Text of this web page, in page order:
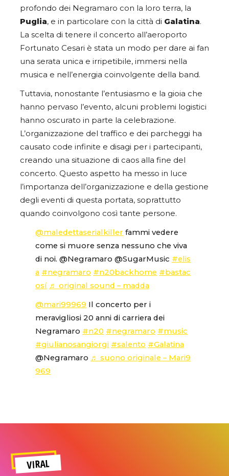
profondo dei Negramaro con la loro terra, la
Puglia, e in particolare con la città di Galatina.
La scelta di tenere il concerto all’aeroporto
Fortunato Cesari è stata un modo per dare ai fan
una serata unica e irripetibile, immersi nella
musica e nell’energia coinvolgente della band.
Tuttavia, nonostante l’entusiasmo e la gioia che
hanno pervaso l’evento, alcuni problemi logistici
hanno oscurato in parte la celebrazione.
L’organizzazione del traffico e dei parcheggi ha
causato code infinite e disagi per i partecipanti,
creando una situazione di caos alla fine del
concerto. Questo aspetto ha messo in luce
l’importanza dell’organizzazione e della gestione
degli eventi di questa portata, soprattutto
quando coinvolgono così tante persone.
@maledettaserialkiller fammi vedere
come si muore senza nessuno che viva
di noi. @Negramaro @SugarMusic #elis
a #negramaro #n20backhome #bastac
osí ♬ original sound – madda
@mari99969 Il concerto per i
meravigliosi 20 anni di carriera dei
Negramaro #n20 #negramaro #music
#giulianosangiorgi #salento #Galatina
@Negramaro ♬ suono originale – Mari9
969
VIRAL